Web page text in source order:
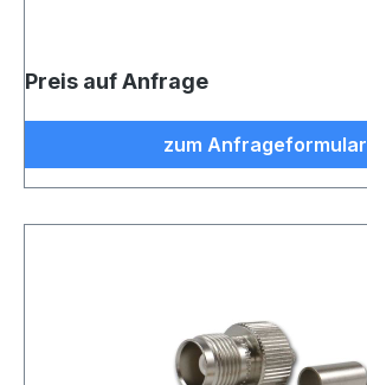
Preis auf Anfrage
zum Anfrageformular